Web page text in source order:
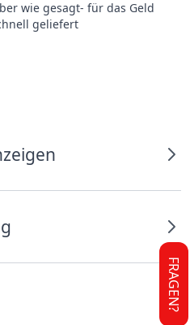
wie gesagt- für das Geld
geliefert
FRAGEN?